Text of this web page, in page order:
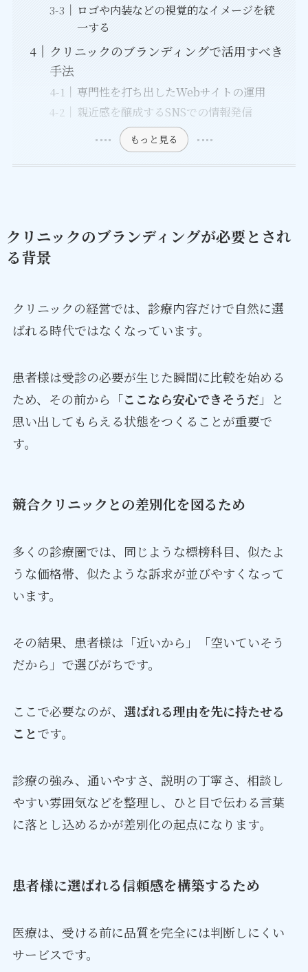
ロゴや内装などの視覚的なイメージを統
一する
クリニックのブランディングで活用すべき
手法
専門性を打ち出したWebサイトの運用
親近感を醸成するSNSでの情報発信
もっと見る
クリニックのブランディングが必要とされ
る背景
クリニックの経営では、診療内容だけで自然に選
ばれる時代ではなくなっています。
患者様は受診の必要が生じた瞬間に比較を始める
ため、その前から「ここなら安心できそうだ」と
思い出してもらえる状態をつくることが重要で
す。
競合クリニックとの差別化を図るため
多くの診療圏では、同じような標榜科目、似たよ
うな価格帯、似たような訴求が並びやすくなって
います。
その結果、患者様は「近いから」「空いていそう
だから」で選びがちです。
ここで必要なのが、 選ばれる理由を先に持たせる
ことです。
診療の強み、通いやすさ、説明の丁寧さ、相談し
やすい雰囲気などを整理し、ひと目で伝わる言葉
に落とし込めるかが差別化の起点になります。
患者様に選ばれる信頼感を構築するため
医療は、受ける前に品質を完全には判断しにくい
サービスです。